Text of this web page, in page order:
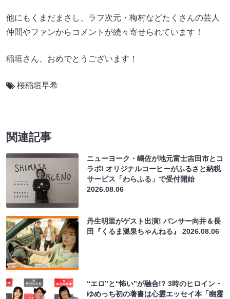
他にもくまだまさし、ラフ次元・梅村などたくさんの芸人
仲間やファンからコメントが続々寄せられています！
稲垣さん、おめでとうございます！
桜稲垣早希
関連記事
ニューヨーク・嶋佐が地元富士吉田市とコ
ラボ! オリジナルコーヒーがふるさと納税
サービス「わらふる」で受付開始
2026.08.06
丹生明里がゲスト出演! パンサー向井＆長
田『くるま温泉ちゃんねる』2026.08.06
“エロ”と“怖い”が融合!? 3時のヒロイン・
ゆめっち初の著書は心霊エッセイ本「幽霊